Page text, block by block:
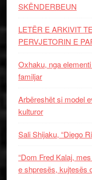
SKËNDERBEUN
LETËR E ARKIVIT
PERVJETORIN E
Oxhaku, nga
familjar
Arbëreshët si model
kulturor
Sali Shijaku, “Diego
“Dom Fred Kalaj,
e shpresës, kujtesës